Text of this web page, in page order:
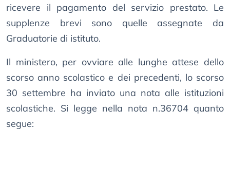
ricevere il pagamento del servizio prestato. Le
supplenze brevi sono quelle assegnate da
Graduatorie di istituto.
Il ministero, per ovviare alle lunghe attese dello
scorso anno scolastico e dei precedenti, lo scorso
30 settembre ha inviato una nota alle istituzioni
scolastiche. Si legge nella nota n.36704 quanto
segue: